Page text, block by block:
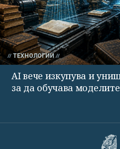
ТЕХНОЛОГИИ
AI вече изкупува и
за да обучава